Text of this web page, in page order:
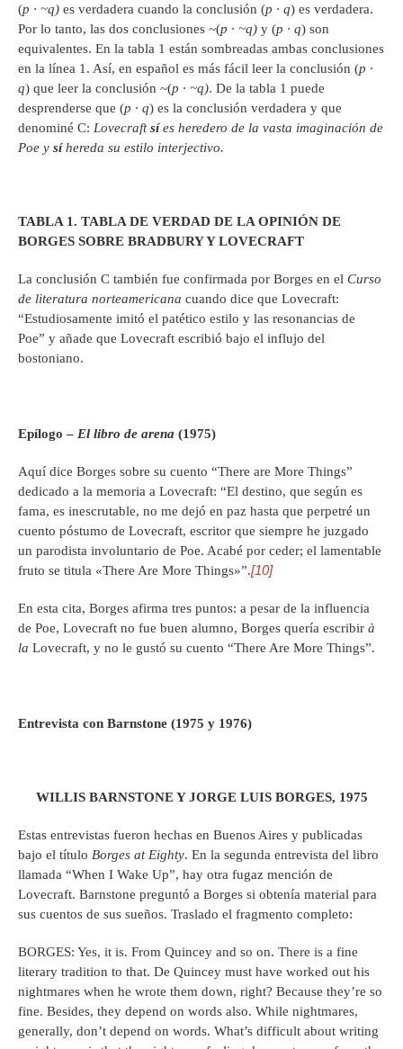
(p · ~q) es verdadera cuando la conclusión (p · q) es verdadera.
Por lo tanto, las dos conclusiones ~(p · ~q) y (p · q) son
equivalentes. En la tabla 1 están sombreadas ambas conclusiones
en la línea 1. Así, en español es más fácil leer la conclusión (p ·
q) que leer la conclusión ~(p · ~q). De la tabla 1 puede
desprenderse que (p · q) es la conclusión verdadera y que
denominé C: Lovecraftsíes heredero de la vasta imaginación de
Poe y síhereda su estilo interjectivo.
TABLA 1. TABLA DE VERDAD DE LA OPINIÓN DE
BORGES SOBRE BRADBURY Y LOVECRAFT
La conclusión C también fue confirmada por Borges en el Curso
de literatura norteamericana cuando dice que Lovecraft:
“Estudiosamente imitó el patético estilo y las resonancias de
Poe” y añade que Lovecraft escribió bajo el influjo del
bostoniano.
Epílogo – El libro de arena (1975)
Aquí dice Borges sobre su cuento “There are More Things”
dedicado a la memoria a Lovecraft: “El destino, que según es
fama, es inescrutable, no me dejó en paz hasta que perpetré un
cuento póstumo de Lovecraft, escritor que siempre he juzgado
un parodista involuntario de Poe. Acabé por ceder; el lamentable
fruto se titula «There Are More Things»”.[10]
En esta cita, Borges afirma tres puntos: a pesar de la influencia
de Poe, Lovecraft no fue buen alumno, Borges quería escribir à
la Lovecraft, y no le gustó su cuento “There Are More Things”.
Entrevista con Barnstone (1975 y 1976)
WILLIS BARNSTONE Y JORGE LUIS BORGES, 1975
Estas entrevistas fueron hechas en Buenos Aires y publicadas
bajo el título Borges at Eighty. En la segunda entrevista del libro
llamada “When I Wake Up”, hay otra fugaz mención de
Lovecraft. Barnstone preguntó a Borges si obtenía material para
sus cuentos de sus sueños. Traslado el fragmento completo:
BORGES: Yes, it is. From Quincey and so on. There is a fine
literary tradition to that. De Quincey must have worked out his
nightmares when he wrote them down, right? Because they’re so
fine. Besides, they depend on words also. While nightmares,
generally, don’t depend on words. What’s difficult about writing